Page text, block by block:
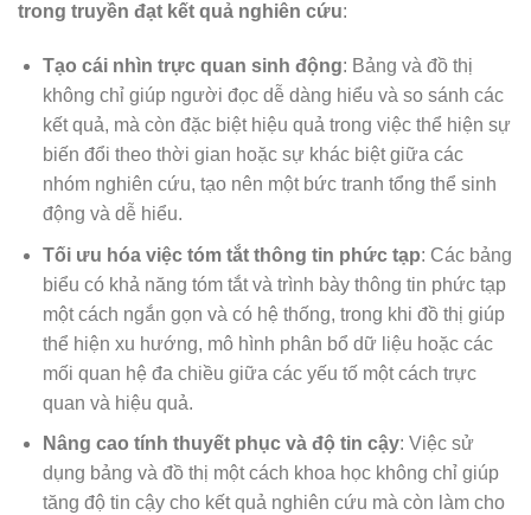
trong truyền đạt kết quả nghiên cứu:
Tạo cái nhìn trực quan sinh động: Bảng và đồ thị
không chỉ giúp người đọc dễ dàng hiểu và so sánh các
kết quả, mà còn đặc biệt hiệu quả trong việc thể hiện sự
biến đổi theo thời gian hoặc sự khác biệt giữa các
nhóm nghiên cứu, tạo nên một bức tranh tổng thể sinh
động và dễ hiểu.
Tối ưu hóa việc tóm tắt thông tin phức tạp: Các bảng
biểu có khả năng tóm tắt và trình bày thông tin phức tạp
một cách ngắn gọn và có hệ thống, trong khi đồ thị giúp
thể hiện xu hướng, mô hình phân bổ dữ liệu hoặc các
mối quan hệ đa chiều giữa các yếu tố một cách trực
quan và hiệu quả.
Nâng cao tính thuyết phục và độ tin cậy: Việc sử
dụng bảng và đồ thị một cách khoa học không chỉ giúp
tăng độ tin cậy cho kết quả nghiên cứu mà còn làm cho